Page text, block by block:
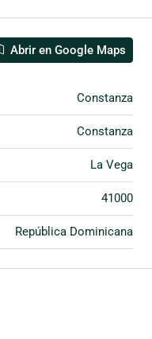
Abrir en Google Maps
Constanza
Constanza
La Vega
41000
República Dominicana